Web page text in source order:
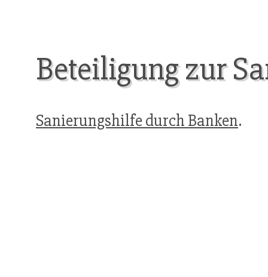
Beteiligung zur
Sanierungshilfe durch Banken.